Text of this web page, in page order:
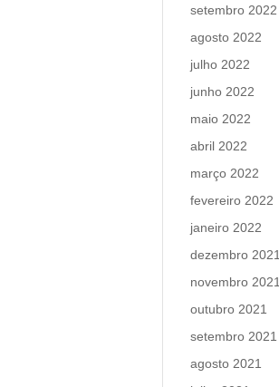
setembro 2022
agosto 2022
julho 2022
junho 2022
maio 2022
abril 2022
março 2022
fevereiro 2022
janeiro 2022
dezembro 2021
novembro 2021
outubro 2021
setembro 2021
agosto 2021